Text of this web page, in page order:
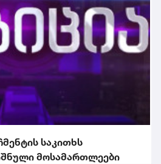
საკითხს
მოსამართლეები